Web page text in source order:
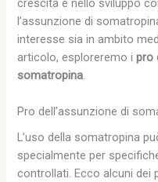
crescita e nello sviluppo
l’assunzione di
interesse sia in ambito
articolo, esploreremo ipro
somatropina.
Pro dell’assunzione di
L’uso della somatropina
specialmente per
controllati. Ecco alcuni dei